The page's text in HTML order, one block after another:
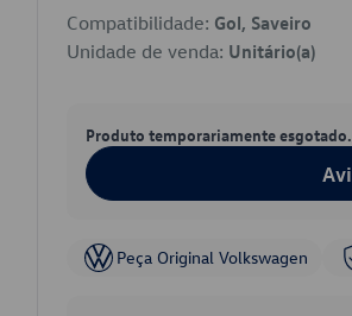
Compatibilidade: Gol, Saveiro
Unidade de venda: Unitário(a)
Produto temporariamente esgotado.
Peça Original Volkswagen